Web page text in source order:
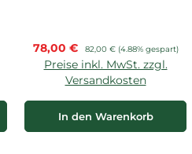
Verkaufspreis:
78,00 € Regulärer Preis:
82,00 € (4.88% gespart)
Preise inkl. MwSt. zzgl.
Versandkosten
In den Warenkorb